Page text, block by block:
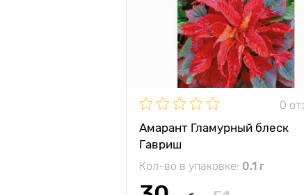
0
Амарант Гламурный блеск
Гавриш
Кол-во в упаковке: 0.1 г